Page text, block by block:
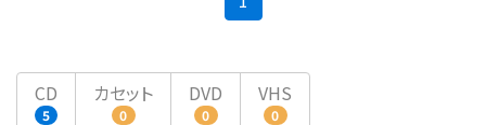
CD
5
カセット
0
DVD
0
VHS
0